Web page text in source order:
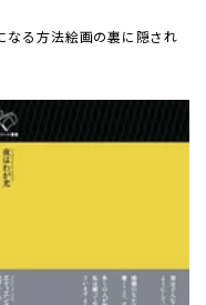
る方法――絵画の裏に隠され